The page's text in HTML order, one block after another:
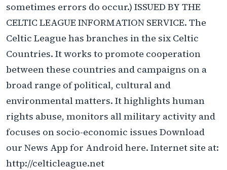
sometimes errors do occur.) ISSUED BY THE
CELTIC LEAGUE INFORMATION SERVICE. The
Celtic League has branches in the six Celtic
Countries. It works to promote cooperation
between these countries and campaigns on a
broad range of political, cultural and
environmental matters. It highlights human
rights abuse, monitors all military activity and
focuses on socio-economic issues Download
our News App for Android here. Internet site at:
http://celticleague.net